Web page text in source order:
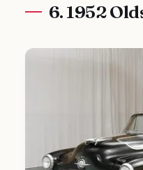
6. 1952